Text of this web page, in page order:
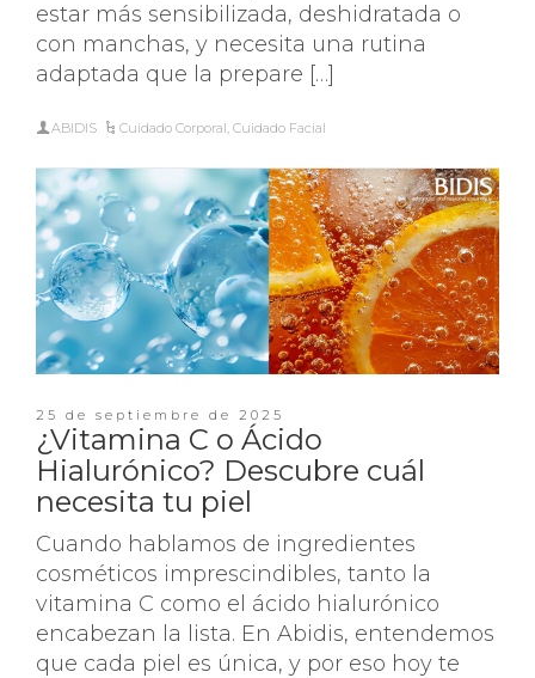
estar más sensibilizada, deshidratada o
con manchas, y necesita una rutina
adaptada que la prepare […]
ABIDIS Cuidado Corporal,Cuidado Facial
25 de septiembre de 2025
¿Vitamina C o Ácido
Hialurónico? Descubre cuál
necesita tu piel
Cuando hablamos de ingredientes
cosméticos imprescindibles, tanto la
vitamina C como el ácido hialurónico
encabezan la lista. En Abidis, entendemos
que cada piel es única, y por eso hoy te